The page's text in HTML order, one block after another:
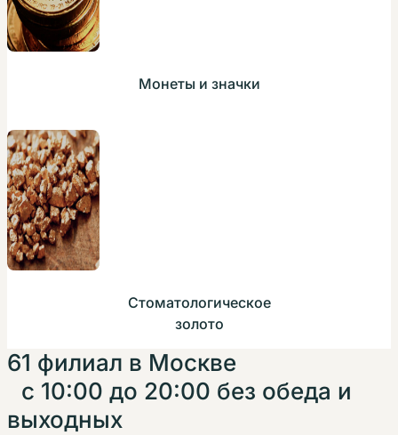
Монеты и значки
Стоматологическое
золото
61 филиал в Москве
с 10:00 до 20:00 без обеда и
выходных